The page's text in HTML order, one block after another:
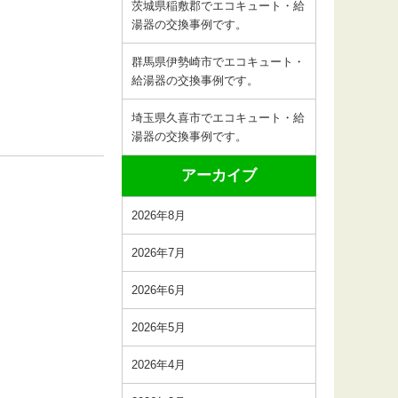
茨城県稲敷郡でエコキュート・給
湯器の交換事例です。
群馬県伊勢崎市でエコキュート・
給湯器の交換事例です。
埼玉県久喜市でエコキュート・給
湯器の交換事例です。
アーカイブ
2026年8月
2026年7月
2026年6月
2026年5月
2026年4月